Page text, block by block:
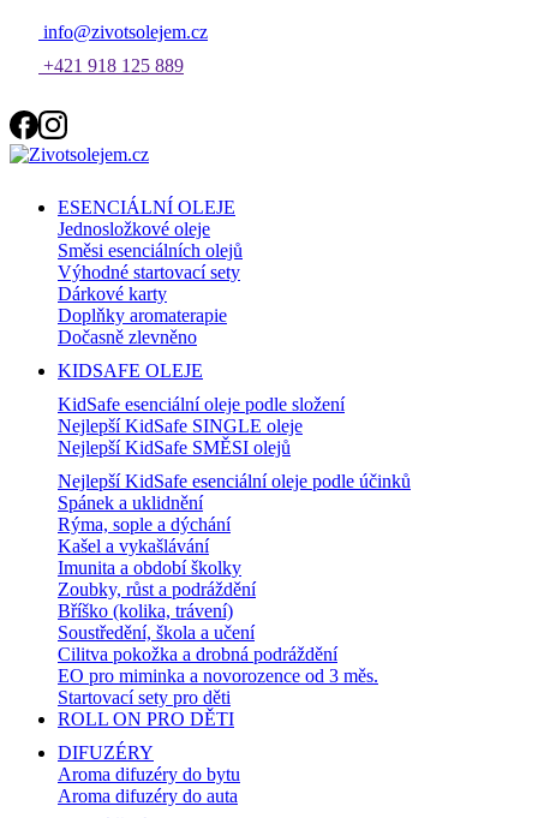
info@zivotsolejem.cz
+421 918 125 889
ESENCIÁLNÍ OLEJE
Jednosložkové oleje
Směsi esenciálních olejů
Výhodné startovací sety
Dárkové karty
Doplňky aromaterapie
Dočasně zlevněno
KIDSAFE OLEJE
KidSafe esenciální oleje podle složení
Nejlepší KidSafe SINGLE oleje
Nejlepší KidSafe SMĚSI olejů
Nejlepší KidSafe esenciální oleje podle účinků
Spánek a uklidnění
Rýma, sople a dýchání
Kašel a vykašlávání
Imunita a období školky
Zoubky, růst a podráždění
Bříško (kolika, trávení)
Soustředění, škola a učení
Cilitva pokožka a drobná podráždění
EO pro miminka a novorozence od 3 měs.
Startovací sety pro děti
ROLL ON PRO DĚTI
DIFUZÉRY
Aroma difuzéry do bytu
Aroma difuzéry do auta